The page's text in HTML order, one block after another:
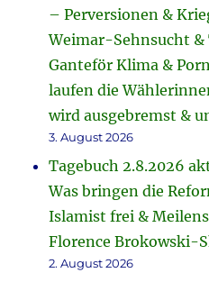
– Perversionen &
Weimar-Sehnsucht
Ganteför Klima &
laufen die
wird ausgebremst &
3. August 2026
Tagebuch 2.8.2026
Was bringen die
Islamist frei &
Florence Brokowski-
2. August 2026